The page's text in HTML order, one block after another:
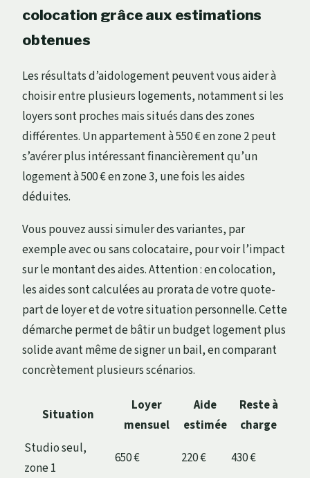
colocation grâce aux estimations
obtenues
Les résultats d’aidologement peuvent vous aider à
choisir entre plusieurs logements, notamment si les
loyers sont proches mais situés dans des zones
différentes. Un appartement à 550 € en zone 2 peut
s’avérer plus intéressant financièrement qu’un
logement à 500 € en zone 3, une fois les aides
déduites.
Vous pouvez aussi simuler des variantes, par
exemple avec ou sans colocataire, pour voir l’impact
sur le montant des aides. Attention : en colocation,
les aides sont calculées au prorata de votre quote-
part de loyer et de votre situation personnelle. Cette
démarche permet de bâtir un budget logement plus
solide avant même de signer un bail, en comparant
concrètement plusieurs scénarios.
Situation
Loyer
mensuel
Aide
estimée
Reste à
charge
Studio seul,
zone 1
650 € 220 € 430 €